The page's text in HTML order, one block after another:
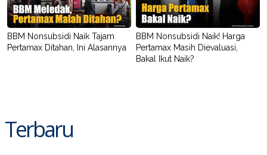
BBM Nonsubsidi Naik Tajam
Pertamax Ditahan, Ini Alasannya
BBM Nonsubsidi Naik! Harga
Pertamax Masih Dievaluasi,
Bakal Ikut Naik?
Terbaru